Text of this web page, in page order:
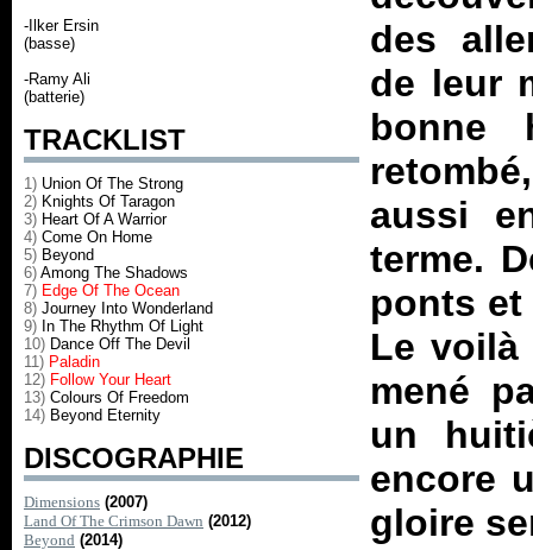
-Ilker Ersin
(basse)
-Ramy Ali
(batterie)
TRACKLIST
1) Union Of The Strong
2) Knights Of Taragon
3) Heart Of A Warrior
4) Come On Home
5) Beyond
6) Among The Shadows
7) Edge Of The Ocean
8) Journey Into Wonderland
9) In The Rhythm Of Light
10) Dance Off The Devil
11) Paladin
12) Follow Your Heart
13) Colours Of Freedom
14) Beyond Eternity
DISCOGRAPHIE
Dimensions (2007)
Land Of The Crimson Dawn (2012)
Beyond (2014)
des
de leur
bonne
aussi
terme.
ponts et
Le
mené
un
encore
gloire